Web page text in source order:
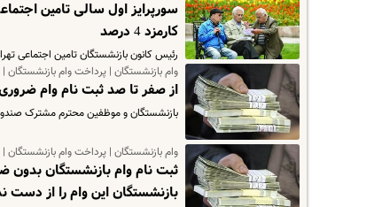
کارمزد 4 درصد
رئیس کانون بازنشستگان تامین اجتماعی تهران در
وام بازنشستگان | پرداخت وام بازنشستگان
از صفر تا صد ثبت نام وام
بازنشستگان و موظفین محترم مشترک
وام بازنشستگان | پرداخت وام بازنشستگان
بازنشستگان این وام را از دست